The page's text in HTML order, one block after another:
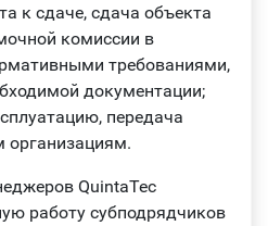
к сдаче, сдача объекта
комиссии в
требованиями,
документации;
передача
организациям.
QuintaTec
работу субподрядчиков